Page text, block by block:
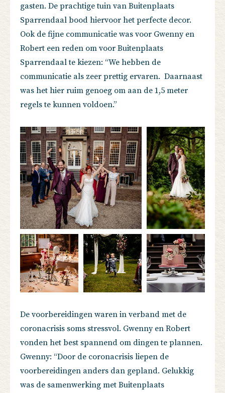
gasten. De prachtige tuin van Buitenplaats
Sparrendaal bood hiervoor het perfecte decor.
Ook de fijne communicatie was voor Gwenny en
Robert een reden om voor Buitenplaats
Sparrendaal te kiezen: “We hebben de
communicatie als zeer prettig ervaren. Daarnaast
was het hier ruim genoeg om aan de 1,5 meter
regels te kunnen voldoen.”
De voorbereidingen waren in verband met de
coronacrisis soms stressvol. Gwenny en Robert
vonden het best spannend om dingen te plannen.
Gwenny: “Door de coronacrisis liepen de
voorbereidingen anders dan gepland. Gelukkig
was de samenwerking met Buitenplaats